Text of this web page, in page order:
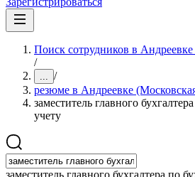
Поиск сотрудников в
/
... /
резюме в Андреевке
заместитель главного
учету
заместитель главного бухгалтера по